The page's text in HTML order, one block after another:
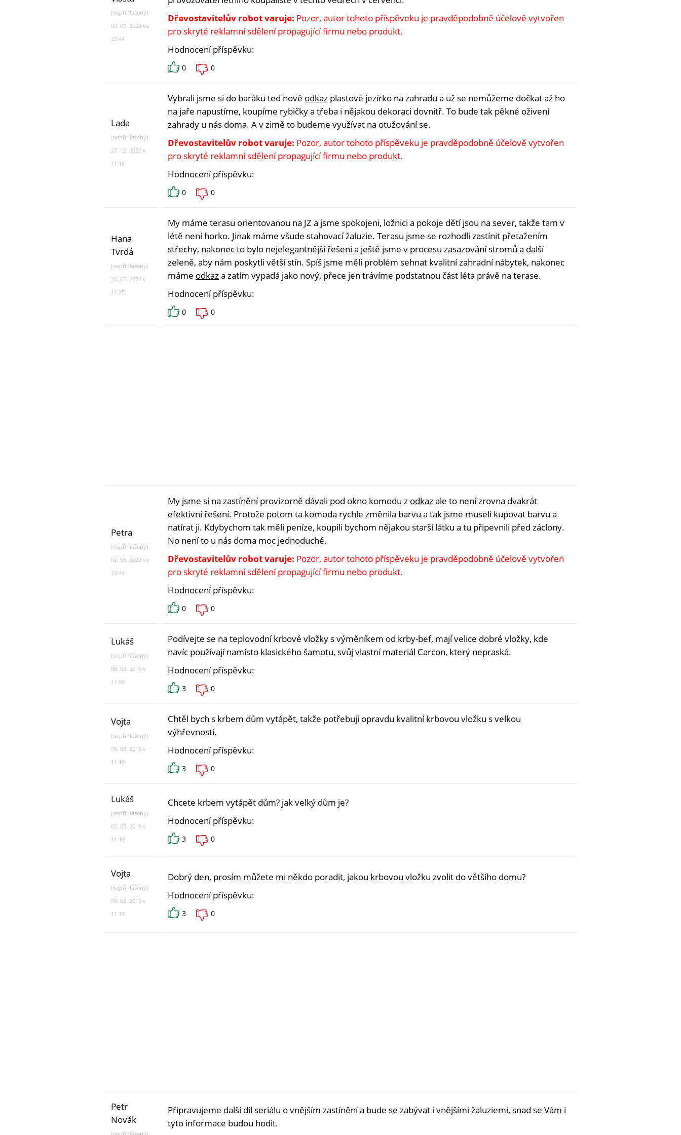
(nepřihlášený)
09. 07. 2023 ve
22:44
Dřevostavitelův robot varuje: Pozor, autor tohoto příspěveku je pravděpodobně účelově vytvořen
pro skryté reklamní sdělení propagující firmu nebo produkt.
Hodnocení příspěvku:
0 0
Lada
(nepřihlášený)
27. 12. 2022 v
11:18
Vybrali jsme si do baráku teď nově odkaz plastové jezírko na zahradu a už se nemůžeme dočkat až ho
na jaře napustíme, koupíme rybičky a třeba i nějakou dekoraci dovnitř. To bude tak pěkné oživení
zahrady u nás doma. A v zimě to budeme využívat na otužování se.
Dřevostavitelův robot varuje: Pozor, autor tohoto příspěveku je pravděpodobně účelově vytvořen
pro skryté reklamní sdělení propagující firmu nebo produkt.
Hodnocení příspěvku:
0 0
Hana
Tvrdá
(nepřihlášený)
30. 05. 2022 v
11:25
My máme terasu orientovanou na JZ a jsme spokojeni, ložnici a pokoje dětí jsou na sever, takže tam v
létě není horko. Jinak máme všude stahovací žaluzie. Terasu jsme se rozhodli zastínit přetažením
střechy, nakonec to bylo nejelegantnější řešení a ještě jsme v procesu zasazování stromů a další
zeleně, aby nám poskytli větší stín. Spíš jsme měli problém sehnat kvalitní zahradní nábytek, nakonec
máme odkaza zatím vypadá jako nový, přece jen trávíme podstatnou část léta právě na terase.
Hodnocení příspěvku:
0 0
Petra
(nepřihlášený)
02. 05. 2022 ve
12:44
My jsme si na zastínění provizorně dávali pod okno komodu z odkazale to není zrovna dvakrát
efektivní řešení. Protože potom ta komoda rychle změnila barvu a tak jsme museli kupovat barvu a
natírat ji. Kdybychom tak měli peníze, koupili bychom nějakou starší látku a tu připevnili před záclony.
No není to u nás doma moc jednoduché.
Dřevostavitelův robot varuje: Pozor, autor tohoto příspěveku je pravděpodobně účelově vytvořen
pro skryté reklamní sdělení propagující firmu nebo produkt.
Hodnocení příspěvku:
0 0
Lukáš
(nepřihlášený)
06. 03. 2019 v
11:50
Podívejte se na teplovodní krbové vložky s výměníkem od krby-bef, mají velice dobré vložky, kde
navíc používají namísto klasického šamotu, svůj vlastní materiál Carcon, který nepraská.
Hodnocení příspěvku:
3 0
Vojta
(nepřihlášený)
05. 03. 2019 v
11:19
Chtěl bych s krbem dům vytápět, takže potřebuji opravdu kvalitní krbovou vložku s velkou
výhřevností.
Hodnocení příspěvku:
3 0
Lukáš
(nepřihlášený)
05. 03. 2019 v
11:19
Chcete krbem vytápět dům? jak velký dům je?
Hodnocení příspěvku:
3 0
Vojta
(nepřihlášený)
05. 03. 2019 v
11:19
Dobrý den, prosím můžete mi někdo poradit, jakou krbovou vložku zvolit do většího domu?
Hodnocení příspěvku:
3 0
Petr
Novák
Připravujeme další díl seriálu o vnějším zastínění a bude se zabývat i vnějšími žaluziemi, snad se Vám i
tyto informace budou hodit.